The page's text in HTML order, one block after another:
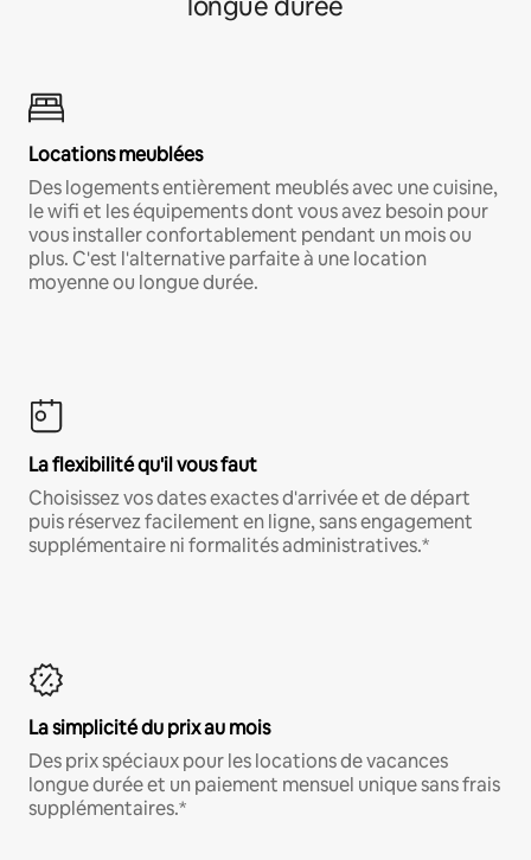
Locations meublées
Des logements entièrement meublés avec une cuisine,
le wifi et les équipements dont vous avez besoin pour
vous installer confortablement pendant un mois ou
plus. C'est l'alternative parfaite à une location
moyenne ou longue durée.
La flexibilité qu'il vous faut
Choisissez vos dates exactes d'arrivée et de départ
puis réservez facilement en ligne, sans engagement
supplémentaire ni formalités administratives.*
La simplicité du prix au mois
Des prix spéciaux pour les locations de vacances
longue durée et un paiement mensuel unique sans frais
supplémentaires.*